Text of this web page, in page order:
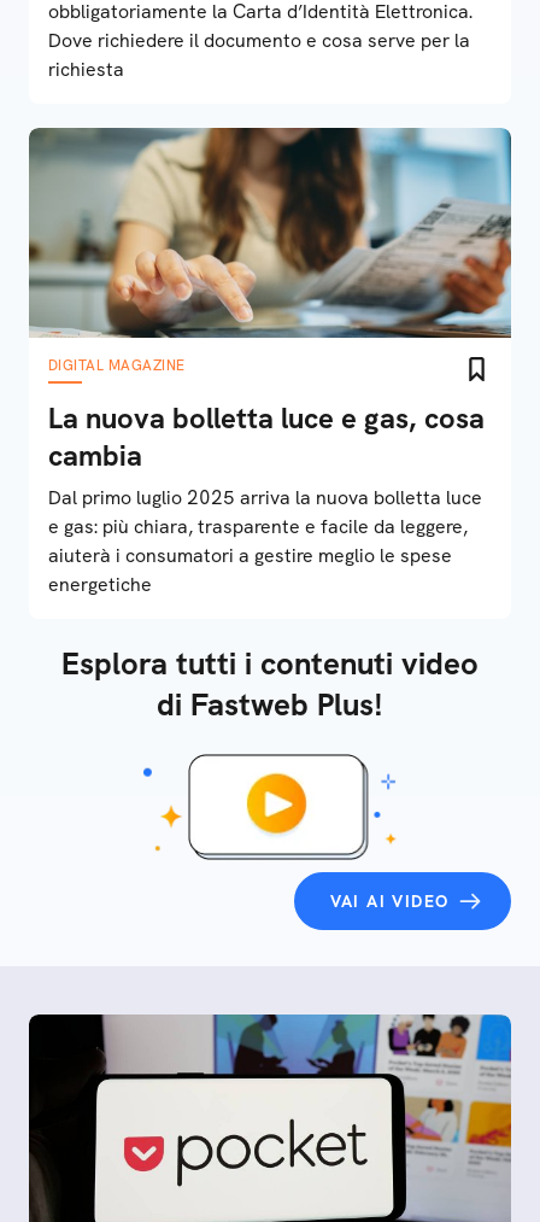
obbligatoriamente la Carta d’Identità Elettronica.
Dove richiedere il documento e cosa serve per la
richiesta
DIGITAL MAGAZINE
La nuova bolletta luce e gas, cosa
cambia
Dal primo luglio 2025 arriva la nuova bolletta luce
e gas: più chiara, trasparente e facile da leggere,
aiuterà i consumatori a gestire meglio le spese
energetiche
Esplora tutti i contenuti video
di Fastweb Plus!
VAI AI VIDEO